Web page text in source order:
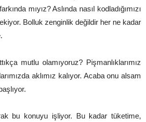
mıyız? Aslında nasıl kodladığımızı
Bolluk zenginlik değildir her ne kadar
mutlu olamıyoruz? Pişmanlıklarımız
aklımız kalıyor. Acaba onu alsam
bu konuyu işliyor. Bu kadar tüketime,